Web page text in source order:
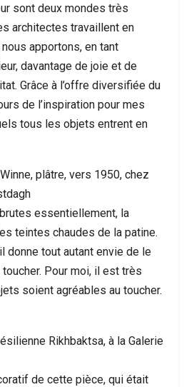
sont deux mondes très
architectes travaillent en
apportons, en tant
davantage de joie et de
Grâce à l’offre diversifiée du
de l’inspiration pour mes
tous les objets entrent en
plâtre, vers 1950, chez
essentiellement, la
teintes chaudes de la patine.
donne tout autant envie de le
Pour moi, il est très
soient agréables au toucher.
Rikhbaktsa, à la Galerie
de cette pièce, qui était